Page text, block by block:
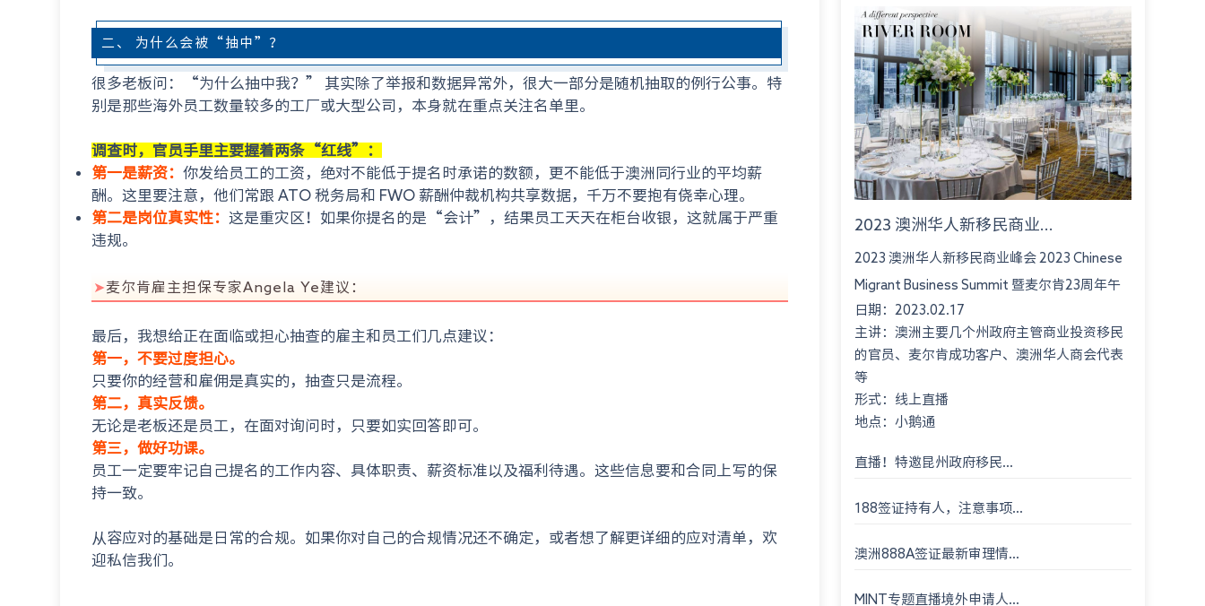
二、 为什么会被“抽中”？
很多老板问：“为什么抽中我？” 其实除了举报和数据异常外，很大一部分是随机抽取的例行公事。特
别是那些海外员工数量较多的工厂或大型公司，本身就在重点关注名单里。
调查时，官员手里主要握着两条“红线”：
第一是薪资： 你发给员工的工资，绝对不能低于提名时承诺的数额，更不能低于澳洲同行业的平均薪
酬。这里要注意，他们常跟 ATO 税务局和 FWO 薪酬仲裁机构共享数据，千万不要抱有侥幸心理。
第二是岗位真实性： 这是重灾区！如果你提名的是“会计”，结果员工天天在柜台收银，这就属于严重
违规。
➤麦尔肯雇主担保专家Angela Ye建议：
最后，我想给正在面临或担心抽查的雇主和员工们几点建议：
第一，不要过度担心。
只要你的经营和雇佣是真实的，抽查只是流程。
第二，真实反馈。
无论是老板还是员工，在面对询问时，只要如实回答即可。
第三，做好功课。
员工一定要牢记自己提名的工作内容、具体职责、薪资标准以及福利待遇。这些信息要和合同上写的保
持一致。
从容应对的基础是日常的合规。如果你对自己的合规情况还不确定，或者想了解更详细的应对清单，欢
迎私信我们。
2023 澳洲华人新移民商业...
2023 澳洲华人新移民商业峰会 2023 Chinese
Migrant Business Summit 暨麦尔肯23周年午
餐会 Montgomery International Consultant
23rd An...
日期：2023.02.17
主讲：澳洲主要几个州政府主管商业投资移民
的官员、麦尔肯成功客户、澳洲华人商会代表
等
形式：线上直播
地点：小鹅通
直播！特邀昆州政府移民...
188签证持有人，注意事项...
澳洲888A签证最新审理情...
MINT专题直播境外申请人...